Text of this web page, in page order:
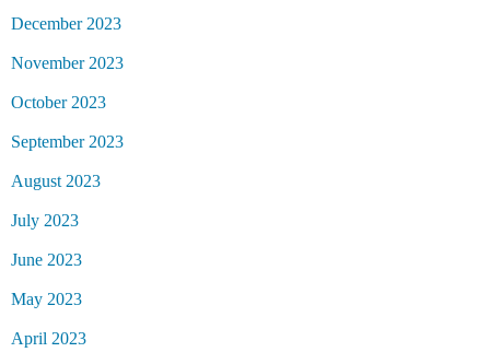
December 2023
November 2023
October 2023
September 2023
August 2023
July 2023
June 2023
May 2023
April 2023